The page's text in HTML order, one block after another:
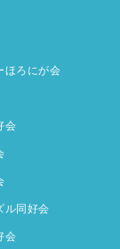
ほろにが会
会
ル同好会
会